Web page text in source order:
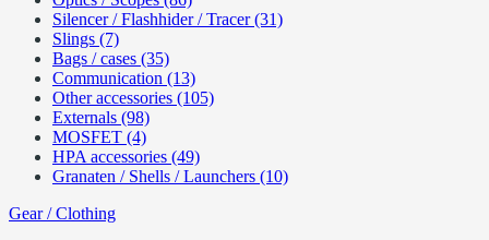
Silencer / Flashhider / Tracer (31)
Slings (7)
Bags / cases (35)
Communication (13)
Other accessories (105)
Externals (98)
MOSFET (4)
HPA accessories (49)
Granaten / Shells / Launchers (10)
Gear / Clothing